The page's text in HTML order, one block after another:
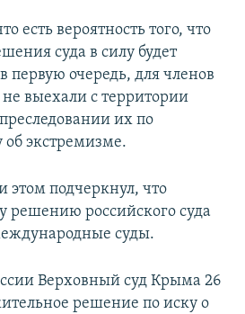
есть вероятность того, что
суда в силу будет
первую очередь, для членов
выехали с территории
их по
об экстремизме.
подчеркнул, что
решению российского суда
суды.
Верховный суд Крыма 26
решение по иску о